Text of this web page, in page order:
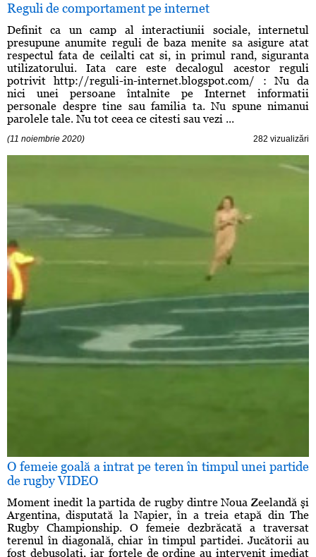
Reguli de comportament pe internet
Definit ca un camp al interactiunii sociale, internetul
presupune anumite reguli de baza menite sa asigure atat
respectul fata de ceilalti cat si, in primul rand, siguranta
utilizatorului. Iata care este decalogul acestor reguli
potrivit http://reguli-in-internet.blogspot.com/ : Nu da
nici unei persoane întalnite pe Internet informatii
personale despre tine sau familia ta. Nu spune nimanui
parolele tale. Nu tot ceea ce citesti sau vezi ...
(11 noiembrie 2020) 282 vizualizări
O femeie goală a intrat pe teren în timpul unei partide
de rugby VIDEO
Moment inedit la partida de rugby dintre Noua Zeelandă şi
Argentina, disputată la Napier, în a treia etapă din The
Rugby Championship. O femeie dezbrăcată a traversat
terenul în diagonală, chiar în timpul partidei. Jucătorii au
fost debusolaţi, iar forţele de ordine au intervenit imediat